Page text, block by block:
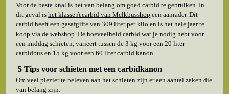
Voor de beste knal is het van belang om goed carbid te gebruiken. In
dit geval ishet klasse A carbid van Melkbusshop een aanrader. Dit
carbid heeft een gasafgifte van 309 liter per kilo en is het hele jaar te
koop via de webshop. De hoeveelheid carbid wat je nodig hebt voor
een middag schieten, varieert tussen de 3 kg voor een 20 liter
carbidbus en 15 kg voor een 60 liter carbid kanon.
5 Tips voor schieten met een carbidkanon
Om veel plezier te beleven aan het schieten zijn er een aantal zaken die
van belang zijn: